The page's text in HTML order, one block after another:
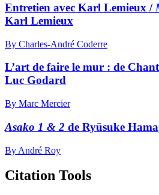
Entretien avec Karl Lemieux /
Karl Lemieux
By Charles-André Coderre
L’art de faire le mur : de
Luc Godard
By Marc Mercier
Asako 1 & 2 de Ryūsuke
By André Roy
Citation Tools